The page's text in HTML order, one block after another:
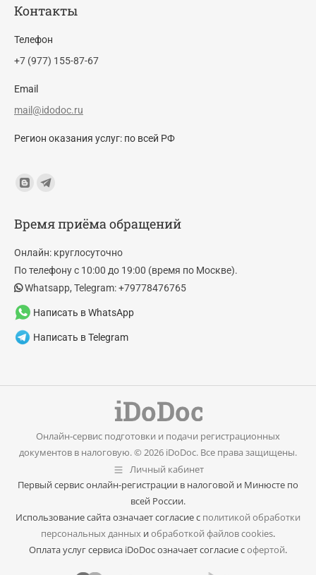
Контакты
Телефон
+7 (977) 155-87-67
Email
mail@idodoc.ru
Регион оказания услуг: по всей РФ
Find us on:
Blogger
opens
window
Telegram
opens
new
window
Время приёма обращений
Онлайн: круглосуточно
По телефону с 10:00 до 19:00 (время по Москве).
Whatsapp, Telegram: +79778476765
Написать в WhatsApp
Написать в Telegram
Онлайн-сервис подготовки и подачи регистрационных
документов в налоговую. © 2026 iDoDoc. Все права защищены.
Личный кабинет
Первый сервис онлайн-регистрации в налоговой и Минюсте по
всей России.
Использование сайта означает согласие с политикой обработки
персональных данных иобработкой файлов cookies.
Оплата услуг сервиса iDoDoc означает согласие софертой.